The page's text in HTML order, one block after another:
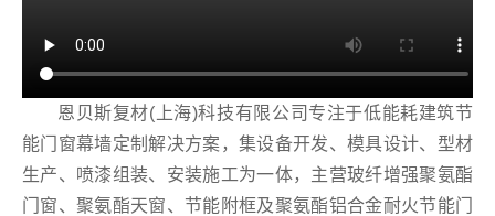
恩贝斯复材(上海)科技有限公司专注于低能耗建筑节
能门窗幕墙定制解决方案，集设备开发、模具设计、型材
生产、喷漆组装、安装施工为一体，主营玻纤增强聚氨酯
门窗、聚氨酯天窗、节能附框及聚氨酯铝合金耐火节能门